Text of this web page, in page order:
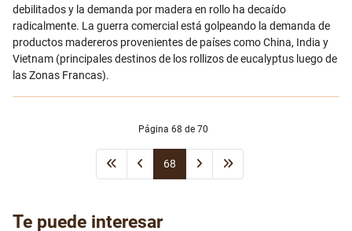
debilitados y la demanda por madera en rollo ha decaído
radicalmente. La guerra comercial está golpeando la demanda de
productos madereros provenientes de países como China, India y
Vietnam (principales destinos de los rollizos de eucalyptus luego de
las Zonas Francas).
Página 68 de 70
68
Te puede interesar